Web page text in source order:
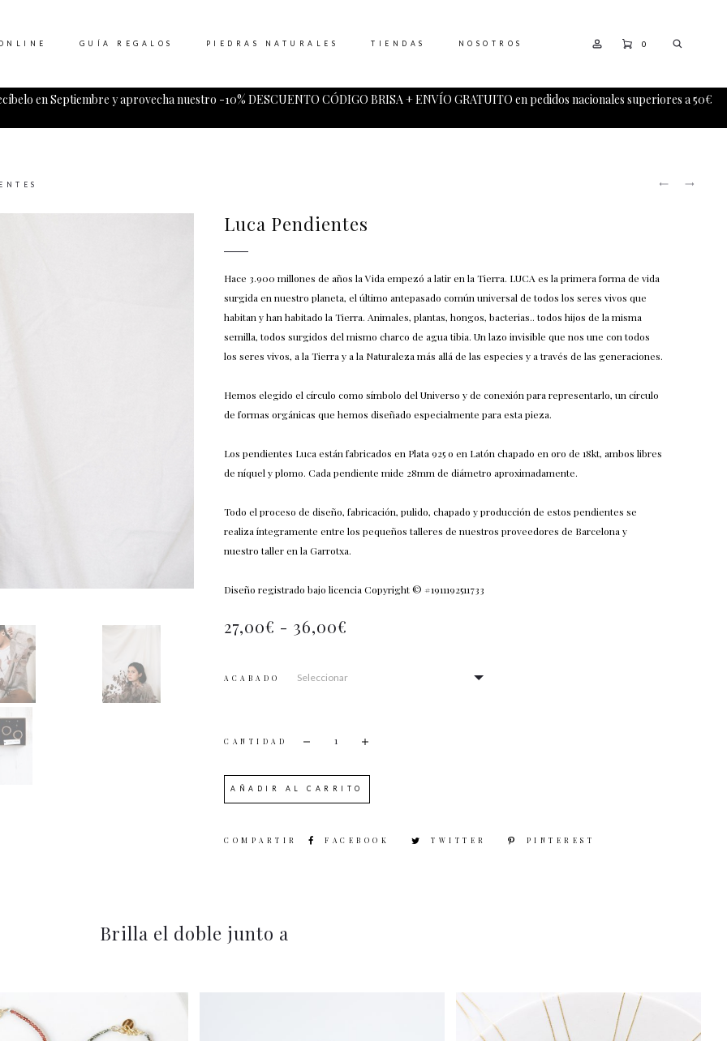
en Septiembre y aprovecha nuestro -10% DESCUENTO CÓDIGO BRISA + ENVÍO GRATUITO en pedidos nacionales superiores a 50€
GUÍA REGALOS PIEDRAS NATURALES TIENDAS NOSOTROS 0
Luca Pendientes
Hace 3.900 millones de años la Vida empezó a latir en la Tierra. LUCA es la primera forma de vida
surgida en nuestro planeta, el último antepasado común universal de todos los seres vivos que
habitan y han habitado la Tierra. Animales, plantas, hongos, bacterias.. todos hijos de la misma
semilla, todos surgidos del mismo charco de agua tibia. Un lazo invisible que nos une con todos
los seres vivos, a la Tierra y a la Naturaleza más allá de las especies y a través de las generaciones.
Hemos elegido el círculo como símbolo del Universo y de conexión para representarlo, un círculo
de formas orgánicas que hemos diseñado especialmente para esta pieza.
Los pendientes Luca están fabricados en Plata 925 o en Latón chapado en oro de 18kt, ambos libres
de níquel y plomo. Cada pendiente mide 28mm de diámetro aproximadamente.
Todo el proceso de diseño, fabricación, pulido, chapado y producción de estos pendientes se
realiza íntegramente entre los pequeños talleres de nuestros proveedores de Barcelona y
nuestro taller en la Garrotxa.
Diseño registrado bajo licencia Copyright © #1911192511733
27,00€ - 36,00€
ACABADO
AÑADIR AL CARRITO
SHARE
FACEBOOK TWITTER PINTEREST
Brilla el doble junto a